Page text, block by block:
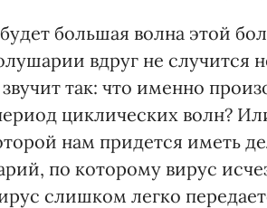
большая волна этой
вдруг не случится
так: что именно
циклических волн?
нам придется иметь
по которому вирус
слишком легко